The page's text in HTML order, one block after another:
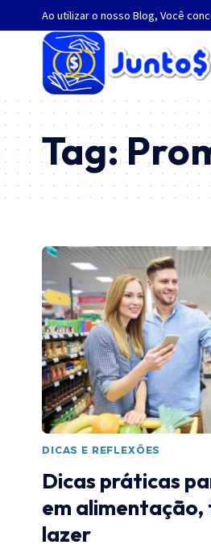
Ao utilizar o nosso Blog, Você
Tag:
DICAS E REFLEXÕES
Dicas práticas
em
lazer